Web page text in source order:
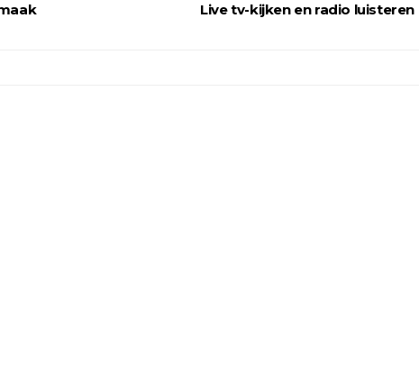
Live tv-kijken en radio luisteren